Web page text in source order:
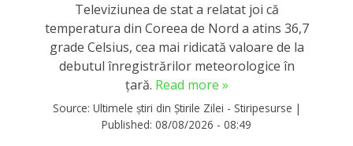
Televiziunea de stat a relatat joi că
temperatura din Coreea de Nord a atins 36,7
grade Celsius, cea mai ridicată valoare de la
debutul înregistrărilor meteorologice în
ţară. Read more »
Source: Ultimele știri din Știrile Zilei - Stiripesurse |
Published: 08/08/2026 - 08:49